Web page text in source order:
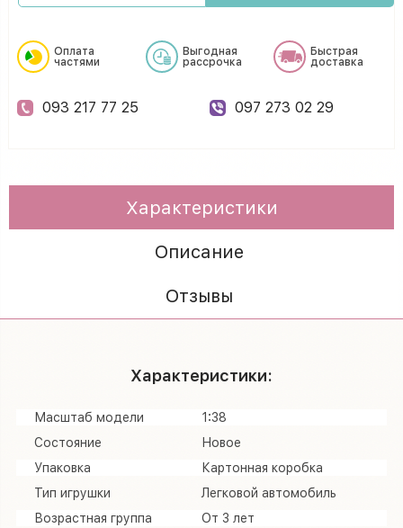
Оплата
частями
Выгодная
рассрочка
Быстрая
доставка
093 217 77 25 097 273 02 29
Характеристики
Описание
Отзывы
Характеристики:
Масштаб модели
1:38
Состояние
Новое
Упаковка
Картонная коробка
Тип игрушки
Легковой автомобиль
Возрастная группа
От 3 лет